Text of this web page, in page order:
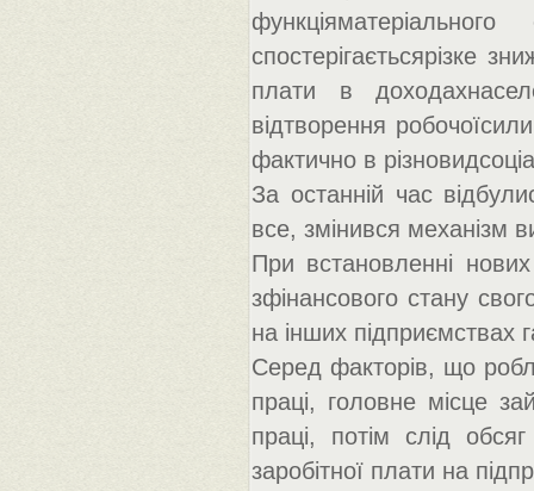
спостерігаєтьсярізке
плати в
відтворення
фактично в
За останній час
все, змінився механізм
При встановленні
зфінансового стану
на інших підприємствах
Серед факторів, що
праці, головне місце
праці, потім слід обсяг
заробітної плати на